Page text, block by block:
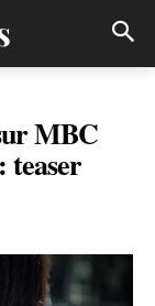
MBC
teaser